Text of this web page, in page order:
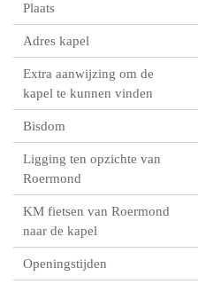
Plaats
Adres kapel
Extra aanwijzing om de
kapel te kunnen vinden
Bisdom
Ligging ten opzichte van
Roermond
KM fietsen van Roermond
naar de kapel
Openingstijden